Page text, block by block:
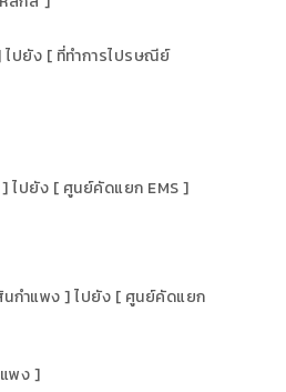
ปยัง [ ที่ทำการไปรษณีย์
ปยัง [ ศูนย์คัดแยก EMS ]
กำแพง ] ไปยัง [ ศูนย์คัดแยก
พง ]